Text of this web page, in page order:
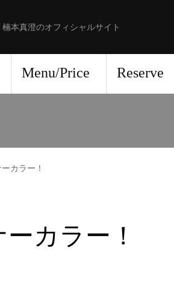
楠本真澄のオフィシャルサイト
Menu/Price Reserve
カラー！
カラー！